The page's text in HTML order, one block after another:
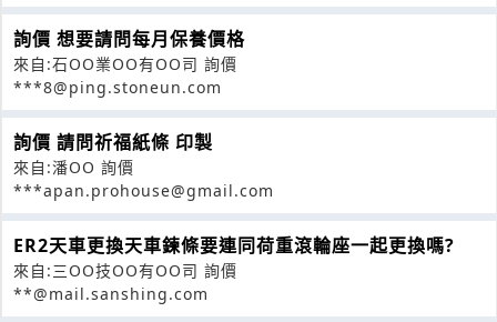
詢價 想要請問每月保養價格
來自:石OO業OO有OO司 詢價
***8@ping.stoneun.com
詢價 請問祈福紙條 印製
來自:潘OO 詢價
***apan.prohouse@gmail.com
ER2天車更換天車鍊條要連同荷重滾輪座一起更換嗎?
來自:三OO技OO有OO司 詢價
**@mail.sanshing.com